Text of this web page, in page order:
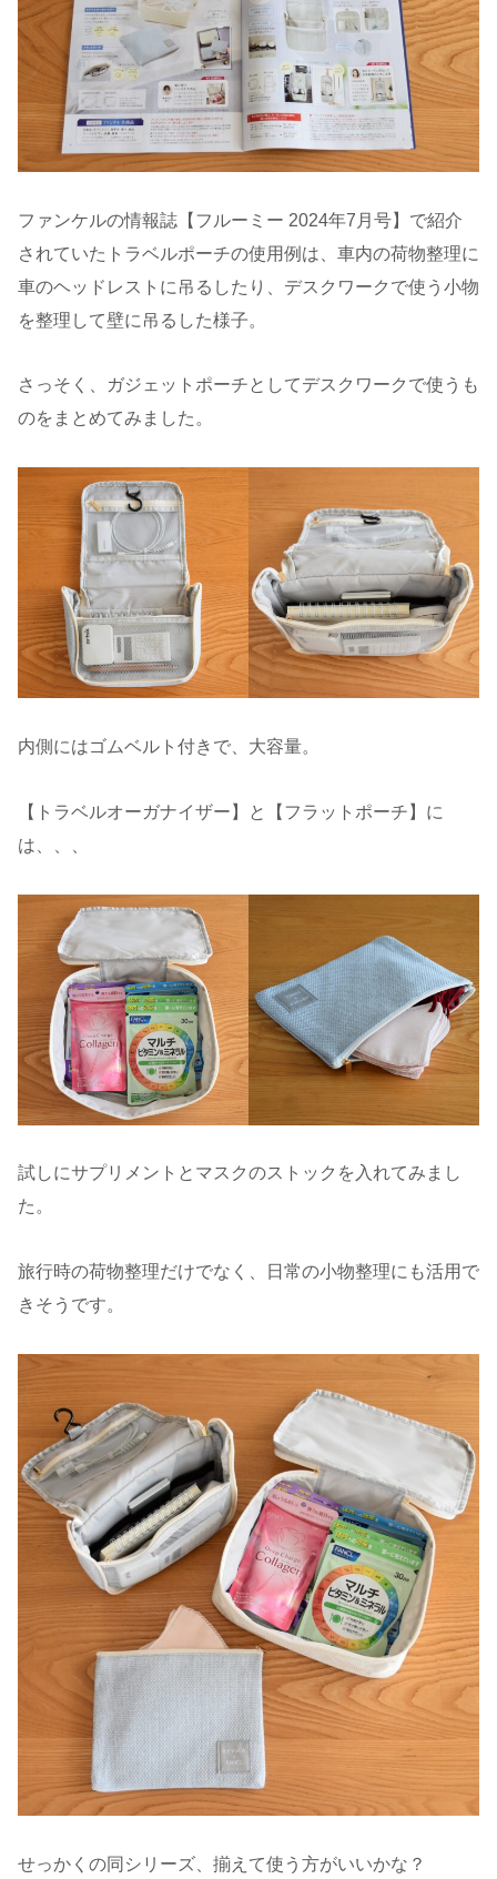
ファンケルの情報誌【フルーミー 2024年7月号】で紹介
されていたトラベルポーチの使用例は、車内の荷物整理に
車のヘッドレストに吊るしたり、デスクワークで使う小物
を整理して壁に吊るした様子。
さっそく、ガジェットポーチとしてデスクワークで使うも
のをまとめてみました。
内側にはゴムベルト付きで、大容量。
【トラベルオーガナイザー】と【フラットポーチ】に
は、、、
試しにサプリメントとマスクのストックを入れてみまし
た。
旅行時の荷物整理だけでなく、日常の小物整理にも活用で
きそうです。
せっかくの同シリーズ、揃えて使う方がいいかな？